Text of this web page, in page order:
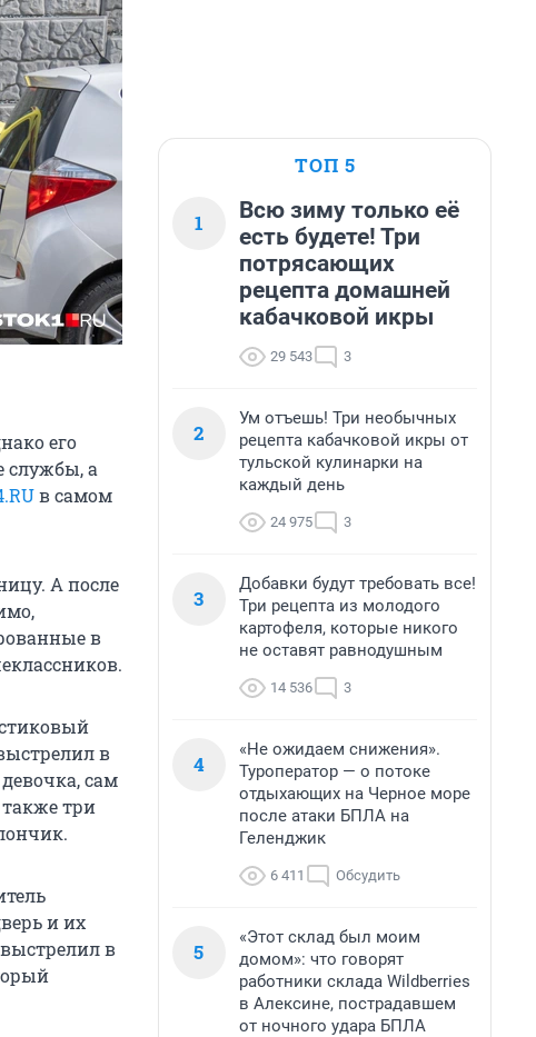
его
службы, а
в самом
А после
в
в
сам
три
и их
выстрелил в
ТОП 5
1
Всю зиму только её
есть будете! Три
потрясающих
рецепта домашней
кабачковой икры
29 543 3
2
Ум отъешь! Три необычных
рецепта кабачковой икры от
тульской кулинарки на
каждый день
24 975 3
3
Добавки будут требовать все!
Три рецепта из молодого
картофеля, которые никого
не оставят равнодушным
14 536 3
4
«Не ожидаем снижения».
Туроператор — о потоке
отдыхающих на Черное море
после атаки БПЛА на
Геленджик
6 411 Обсудить
5
«Этот склад был моим
домом»: что говорят
работники склада Wildberries
в Алексине, пострадавшем
от ночного удара БПЛА